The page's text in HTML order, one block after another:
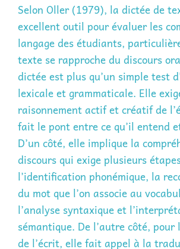
Selon Oller (1979), la dictée de
excellent outil pour évaluer les
langage des étudiants,
texte se rapproche du discours
dictée est plus qu’un simple test
lexicale et grammaticale. Elle
raisonnement actif et créatif de
fait le pont entre ce qu’il entend
D’un côté, elle implique la
discours qui exige plusieurs
l’identification phonémique, la
du mot que l’on associe au
l’analyse syntaxique et
sémantique. De l’autre côté,
de l’écrit, elle fait appel à la